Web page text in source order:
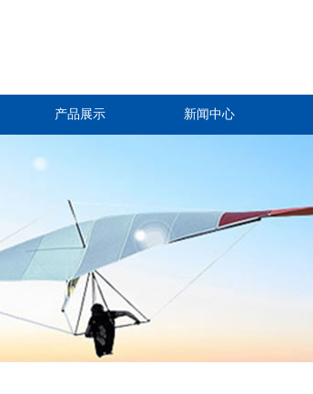
产品展示 新闻中心